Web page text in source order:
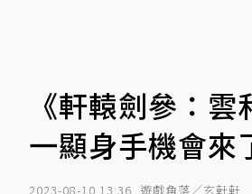
《軒轅劍參：
一顯身手機會來
2023-08-10 13:36 遊戲角落／玄軒軒